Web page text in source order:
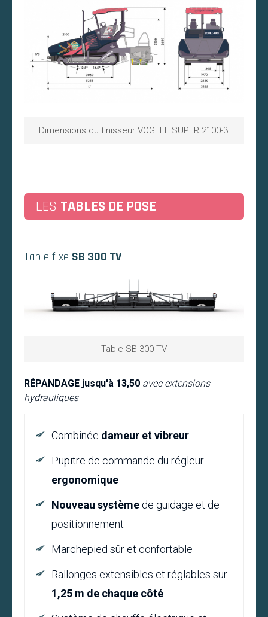
Dimensions du finisseur VÖGELE SUPER 2100-3i
LES TABLES DE POSE
Table fixe SB 300 TV
Table SB-300-TV
RÉPANDAGE jusqu'à 13,50 avec extensions
hydrauliques
Combinée dameur et vibreur
Pupitre de commande du régleur
ergonomique
Nouveau système de guidage et de
positionnement
Marchepied sûr et confortable
Rallonges extensibles et réglables sur
1,25 m de chaque côté